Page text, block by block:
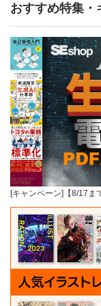
おすすめ特集・
[キャンペーン]【8/17